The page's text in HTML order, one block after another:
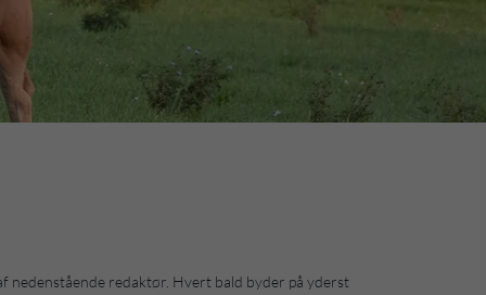
nedenstående redaktør. Hvert bald byder på yderst